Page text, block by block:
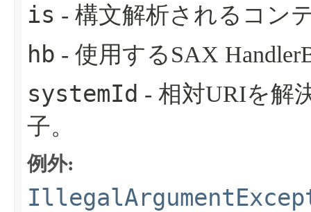
is - 構文解析されるコン
hb - 使用するSAX
systemId - 相対URIを解
子。
例外: